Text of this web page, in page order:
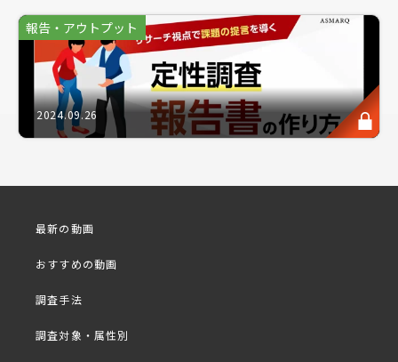
法となりました。その一方で、活用が定着し調査手法
が一辺倒になりかねないという課題も。「他社はどの
ように活用しているのか？」「成果につながる工夫や
失敗は？」といった視点で学ぶ機会は意外と少ないの
が現状です。
そこで本セミナーでは、食品、家電、住宅など多様な
自開発のインタビューシステム「i-PORT voice」の
今後の調査設計やマーケティング施策立案において、
具体的な手法の選定や現場での判断に役立つ実践的な
報告・アウトプット
2024.09.26
最新の動画
おすすめの動画
調査手法
調査対象・属性別